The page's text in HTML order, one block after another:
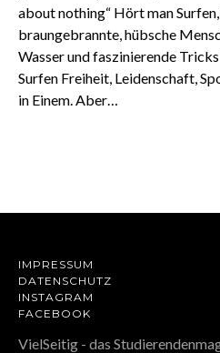
about nothing“ Hört man
braungebrannte, hübsche
Wasser und faszinierende
Surfen Freiheit, Leidenschaft,
in Einem. Aber…
IMPRESSUM
DATENSCHUTZ
INSTAGRAM
FACEBOOK
VielSeitig - das